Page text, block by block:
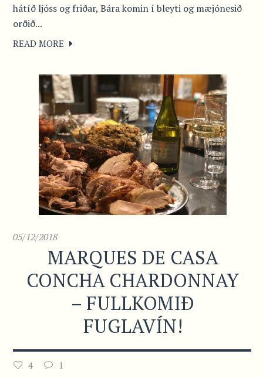
hátíð ljóss og friðar, Bára komin í bleyti og mæjónesið
orðið...
READ MORE
05/12/2018
MARQUES DE CASA
CONCHA CHARDONNAY
– FULLKOMIÐ
FUGLAVÍN!
4 1